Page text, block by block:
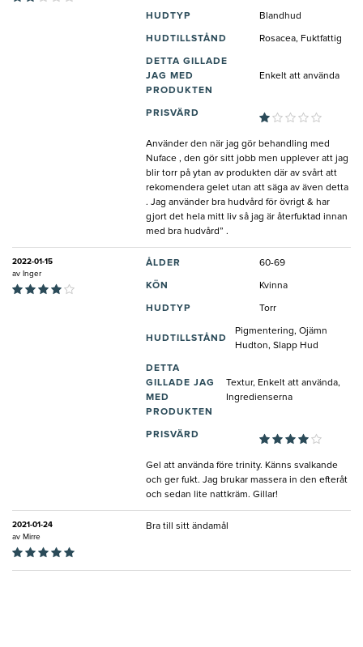
HUDTYP Blandhud
HUDTILLSTÅND Rosacea, Fuktfattig
DETTA GILLADE
JAG MED
PRODUKTEN
Enkelt att använda
PRISVÄRD
Använder den när jag gör behandling med
Nuface , den gör sitt jobb men upplever att jag
blir torr på ytan av produkten där av svårt att
rekomendera gelet utan att säga av även detta
. Jag använder bra hudvård för övrigt & har
gjort det hela mitt liv så jag är återfuktad innan
med bra hudvård” .
2022-01-15
av Inger
ÅLDER 60-69
KÖN Kvinna
HUDTYP Torr
HUDTILLSTÅND
Pigmentering, Ojämn
Hudton, Slapp Hud
DETTA
GILLADE JAG
MED
PRODUKTEN
Textur, Enkelt att använda,
Ingredienserna
PRISVÄRD
Gel att använda före trinity. Känns svalkande
och ger fukt. Jag brukar massera in den efteråt
och sedan lite nattkräm. Gillar!
2021-01-24
av Mirre
Bra till sitt ändamål